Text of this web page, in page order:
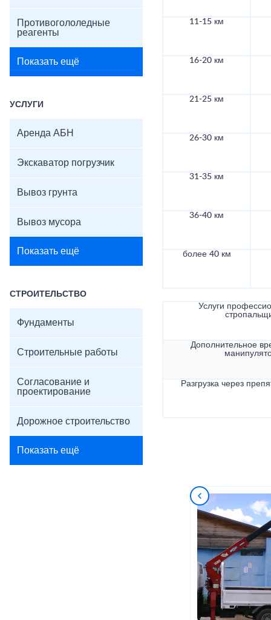
Противогололедные
реагенты
Показать ещё
УСЛУГИ
Аренда АБН
Экскаватор погрузчик
Вывоз грунта
Вывоз мусора
Показать ещё
СТРОИТЕЛЬСТВО
Фундаменты
Строительные работы
Согласование и
проектирование
Дорожное строительство
Показать ещё
11-15 км
16-20 км
21-25 км
26-30 км
31-35 км
36-40 км
более 40 км
Услуги
Дополнительное
Разгрузка через